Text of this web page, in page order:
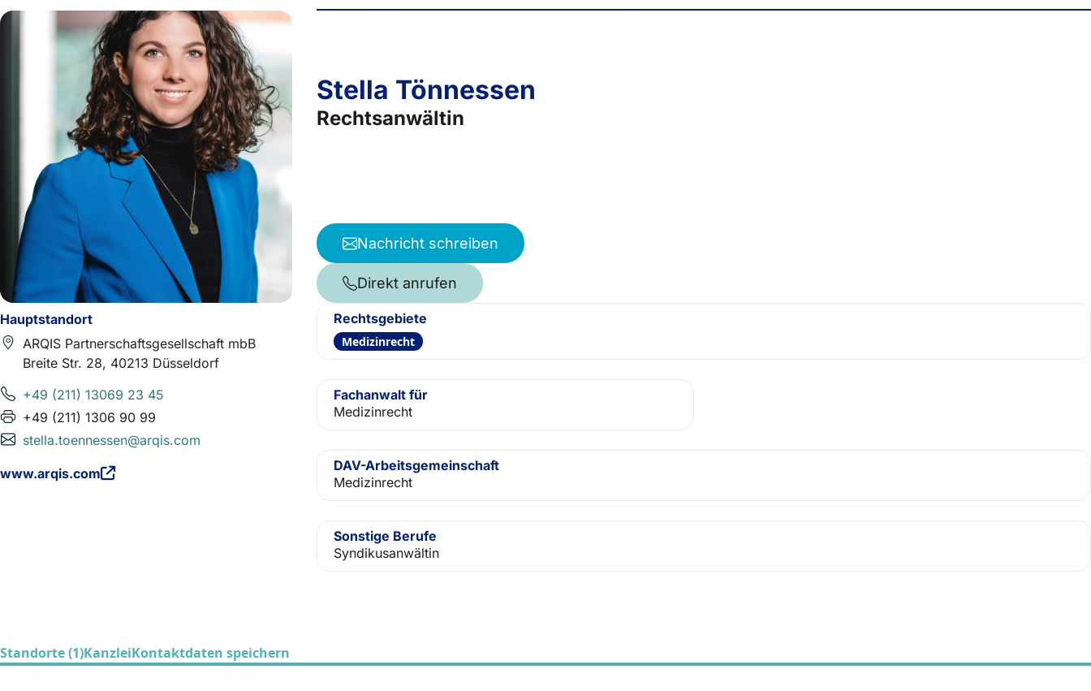
Hauptstandort
ARQIS Partnerschaftsgesellschaft mbB
Breite Str. 28, 40213 Düsseldorf
+49 (211) 13069 23 45
+49 (211) 1306 90 99
stella.toennessen@arqis.com
www.arqis.com
Stella Tönnessen
Rechtsanwältin
Nachricht schreiben
Direkt anrufen
Rechtsgebiete
Medizinrecht
Fachanwalt für
Medizinrecht
DAV-Arbeitsgemeinschaft
Medizinrecht
Sonstige Berufe
Syndikusanwältin
Standorte (1)KanzleiKontaktdaten speichern